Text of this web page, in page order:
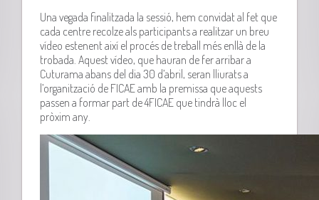
Una vegada finalitzada la sessió, hem convidat al fet que
cada centre recolzeals participants a realitzar un breu
vídeo estenent així el procés de treball més enllà de la
trobada. Aquest vídeo, que hauran de fer arribar a
Cuturama abans del dia 30 d’abril, seran lliurats a
l’organització de FICAEamb la premissa que aquests
passen a formar part de 4FICAE que tindrà lloc el
pròxim any.